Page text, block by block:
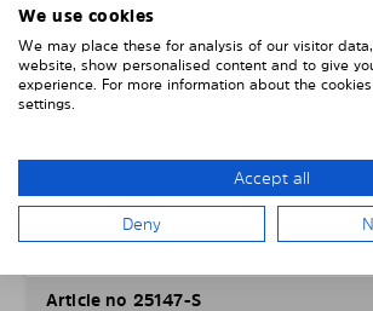
Tylne szyby boczne
Article no 25147-S
We use cookies
We may place these for analysis of our visitor
website, show personalised content and to give
experience. For more information about the
settings.
Accept all
Deny